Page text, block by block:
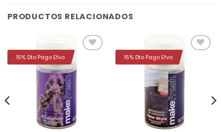
PRODUCTOS RELACIONADOS
15% Dto Pago Efvo 15% Dto Pago Efvo